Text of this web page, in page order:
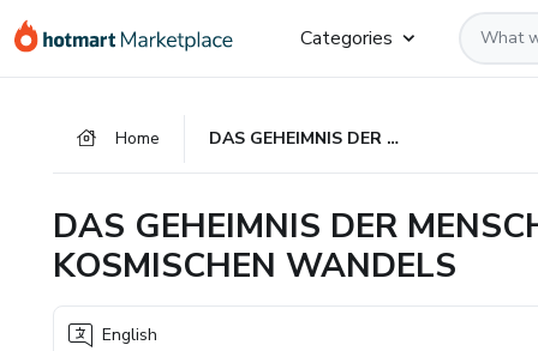
Go
Go
Go
Categories
Home DAS GEHEIMNIS DER MENSCHLICHEN REISE IN ZEITEN DES KOSMISCHEN WANDELS
DAS GEHEIMNIS DER
KOSMISCHEN WANDELS
English